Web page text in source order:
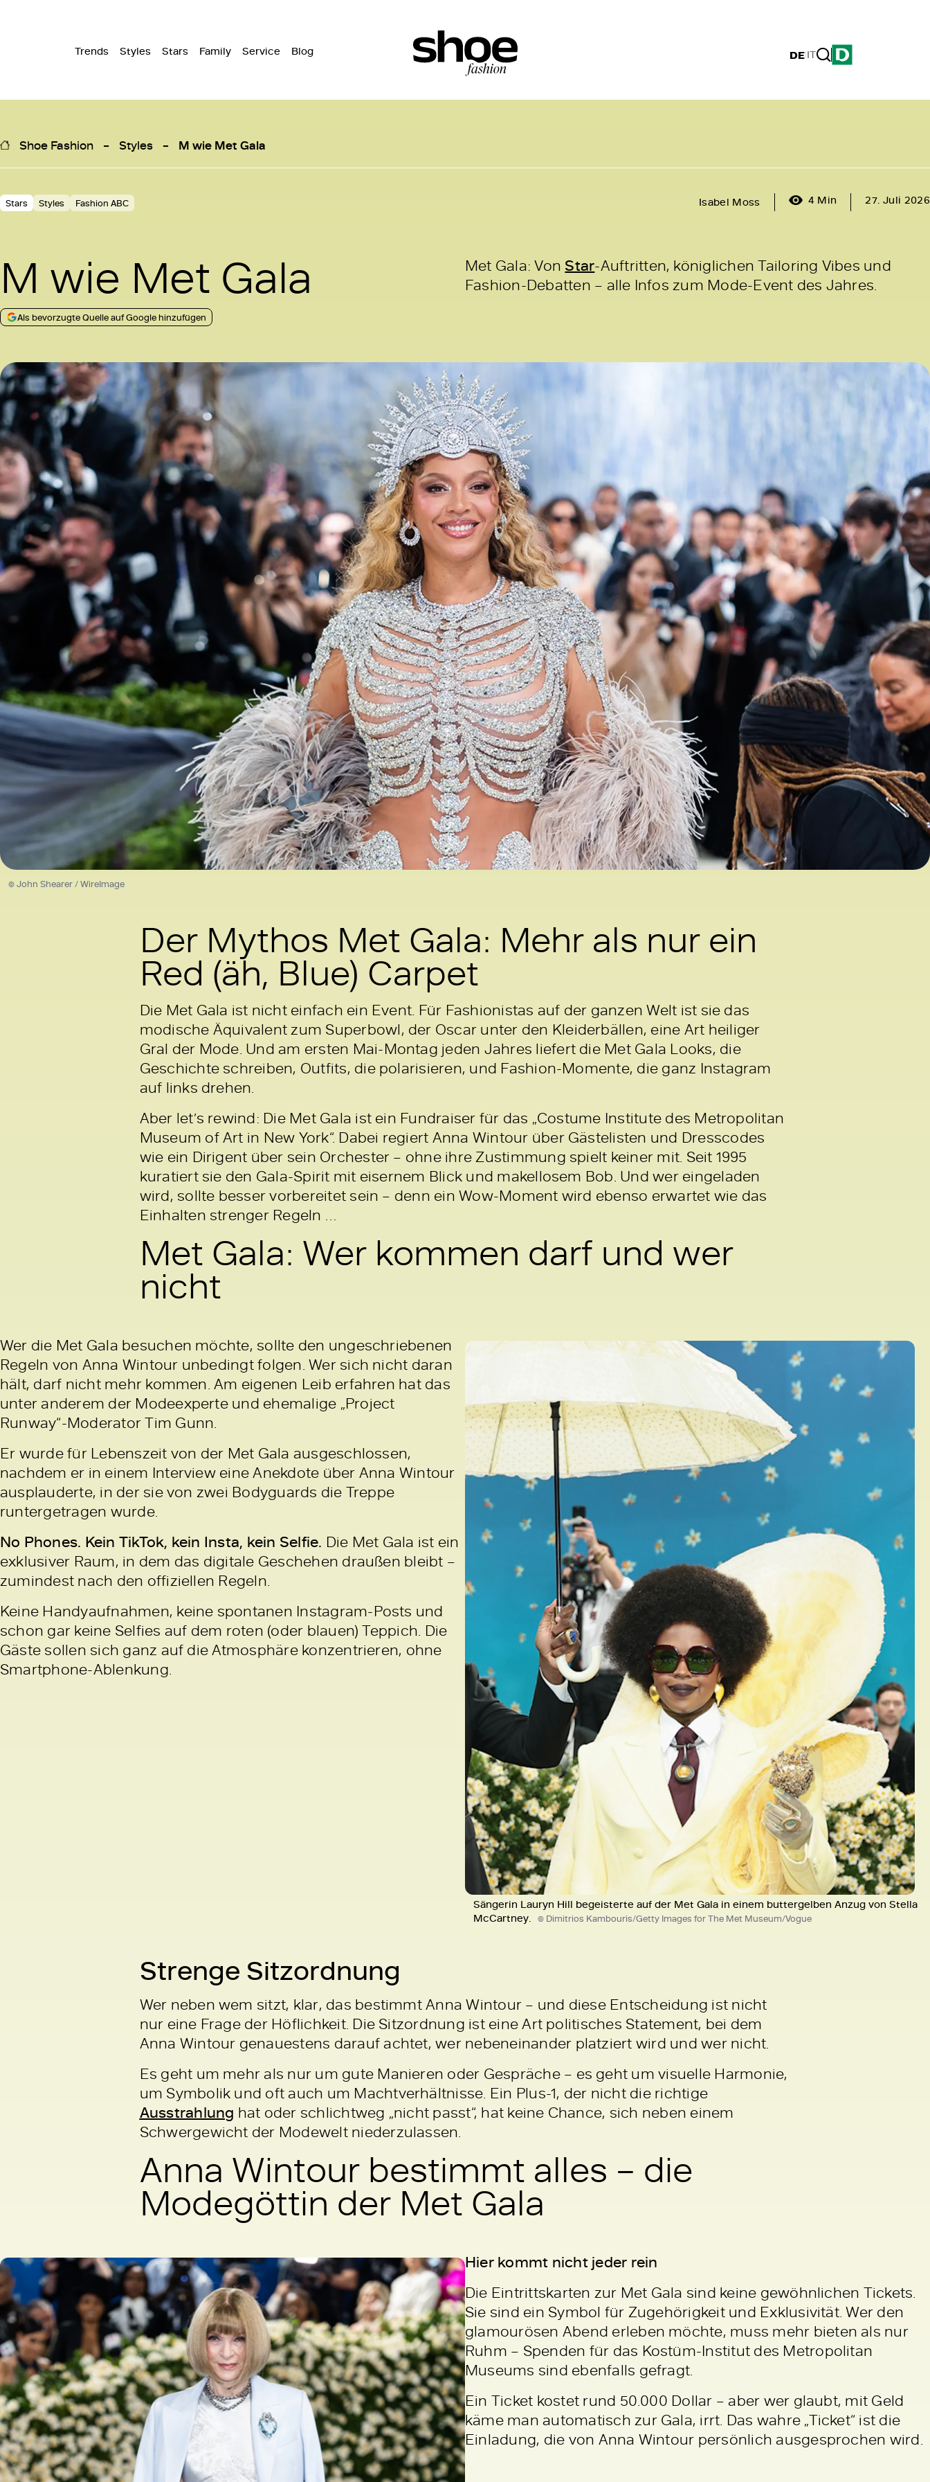
Trends Styles Stars Family Service Blog DE|IT
Shoe Fashion Styles M wie Met Gala
Stars Styles Fashion ABC Isabel Moss 4 Min 27. Juli 2026
M wie Met Gala
Als bevorzugte Quelle auf Google hinzufügen
Met Gala: Von Star-Auftritten, königlichen Tailoring Vibes und
Fashion-Debatten – alle Infos zum Mode-Event des Jahres.
© John Shearer / WireImage
Der Mythos Met Gala: Mehr als nur ein
Red (äh, Blue) Carpet
Die Met Gala ist nicht einfach ein Event. Für Fashionistas auf der ganzen Welt ist sie das
modische Äquivalent zum Superbowl, der Oscar unter den Kleiderbällen, eine Art heiliger
Gral der Mode. Und am ersten Mai-Montag jeden Jahres liefert die Met Gala Looks, die
Geschichte schreiben, Outfits, die polarisieren, und Fashion-Momente, die ganz Instagram
auf links drehen.
Aber let’s rewind: Die Met Gala ist ein Fundraiser für das „Costume Institute des Metropolitan
Museum of Art in New York“. Dabei regiert Anna Wintour über Gästelisten und Dresscodes
wie ein Dirigent über sein Orchester – ohne ihre Zustimmung spielt keiner mit. Seit 1995
kuratiert sie den Gala-Spirit mit eisernem Blick und makellosem Bob. Und wer eingeladen
wird, sollte besser vorbereitet sein – denn ein Wow-Moment wird ebenso erwartet wie das
Einhalten strenger Regeln …
Met Gala: Wer kommen darf und wer
nicht
Sängerin Lauryn Hill begeisterte auf der Met Gala in einem buttergelben Anzug von Stella
McCartney. © Dimitrios Kambouris/Getty Images for The Met Museum/Vogue
Wer die Met Gala besuchen möchte, sollte den ungeschriebenen
Regeln von Anna Wintour unbedingt folgen. Wer sich nicht daran
hält, darf nicht mehr kommen. Am eigenen Leib erfahren hat das
unter anderem der Modeexperte und ehemalige „Project
Runway“-Moderator Tim Gunn.
Er wurde für Lebenszeit von der Met Gala ausgeschlossen,
nachdem er in einem Interview eine Anekdote über Anna Wintour
ausplauderte, in der sie von zwei Bodyguards die Treppe
runtergetragen wurde.
No Phones. Kein TikTok, kein Insta, kein Selfie. Die Met Gala ist ein
exklusiver Raum, in dem das digitale Geschehen draußen bleibt –
zumindest nach den offiziellen Regeln.
Keine Handyaufnahmen, keine spontanen Instagram-Posts und
schon gar keine Selfies auf dem roten (oder blauen) Teppich. Die
Gäste sollen sich ganz auf die Atmosphäre konzentrieren, ohne
Smartphone-Ablenkung.
Strenge Sitzordnung
Wer neben wem sitzt, klar, das bestimmt Anna Wintour – und diese Entscheidung ist nicht
nur eine Frage der Höflichkeit. Die Sitzordnung ist eine Art politisches Statement, bei dem
Anna Wintour genauestens darauf achtet, wer nebeneinander platziert wird und wer nicht.
Es geht um mehr als nur um gute Manieren oder Gespräche – es geht um visuelle Harmonie,
um Symbolik und oft auch um Machtverhältnisse. Ein Plus-1, der nicht die richtige
Ausstrahlung hat oder schlichtweg „nicht passt“, hat keine Chance, sich neben einem
Schwergewicht der Modewelt niederzulassen.
Anna Wintour bestimmt alles – die
Modegöttin der Met Gala
Hier kommt nicht jeder rein
Die Eintrittskarten zur Met Gala sind keine gewöhnlichen Tickets.
Sie sind ein Symbol für Zugehörigkeit und Exklusivität. Wer den
glamourösen Abend erleben möchte, muss mehr bieten als nur
Ruhm – Spenden für das Kostüm-Institut des Metropolitan
Museums sind ebenfalls gefragt.
Ein Ticket kostet rund 50.000 Dollar – aber wer glaubt, mit Geld
käme man automatisch zur Gala, irrt. Das wahre „Ticket“ ist die
Einladung, die von Anna Wintour persönlich ausgesprochen wird.